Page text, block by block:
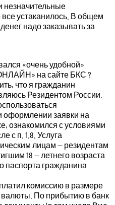
незначительные
устаканилось. В общем
надо заказывать за
«очень удобной»
на сайте БКС ?
что я гражданин
Резидентом России.
оформлении заявки на
ознакомился с условиями
с п. 1.8. Услуга
лицам — резидентам
18 — летнего возраста
паспорта гражданина
комиссию в размере
По прибытию в банк